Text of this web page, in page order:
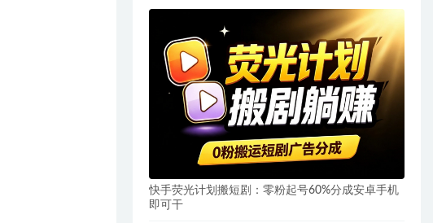
快手荧光计划搬短剧：零粉起号60%分成安卓手机
即可干